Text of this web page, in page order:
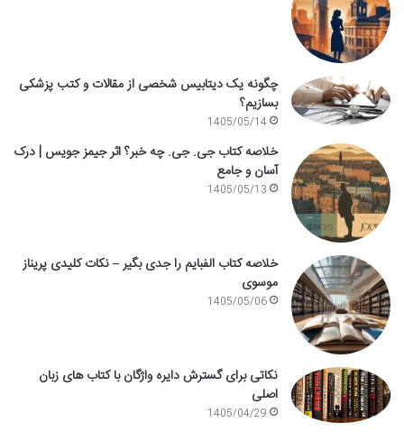
چگونه یک دیتابیس شخصی از مقالات و کتب پزشکی
بسازیم؟
1405/05/14
خلاصه کتاب جی. جی. چه خبر؟ اثر جیمز جویس | درک
آسان و جامع
1405/05/13
خلاصه کتاب الفبایم را جدی بگیر – نکات کلیدی پریناز
موسوی
1405/05/06
نکاتی برای گسترش دایره واژگان با کتاب های زبان
اصلی
1405/04/29